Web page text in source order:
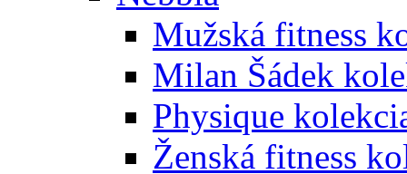
Mužská fitness
Milan Šádek
Physique
Ženská fitness